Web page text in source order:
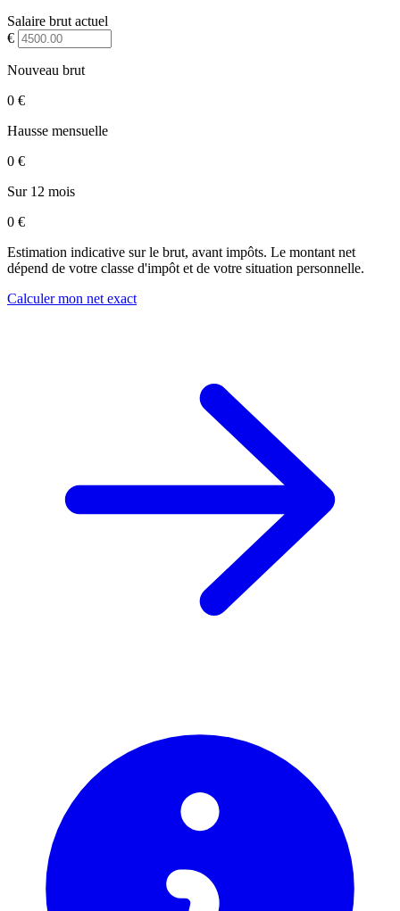
Salaire brut actuel
€
Nouveau brut
0 €
Hausse mensuelle
0 €
Sur 12 mois
0 €
Estimation indicative sur le brut, avant impôts. Le montant net
dépend de votre classe d'impôt et de votre situation personnelle.
Calculer mon net exact